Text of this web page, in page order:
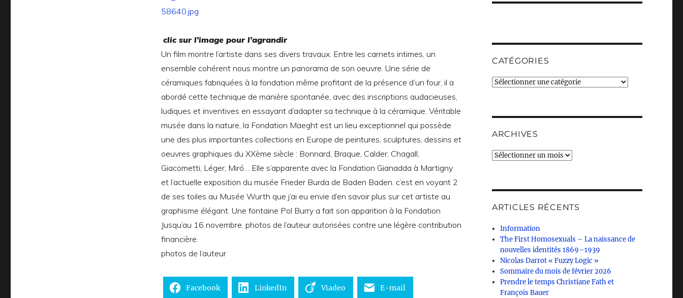
clic sur l’image pour l’agrandir
Un film montre l’artiste dans ses divers travaux. Entre les carnets intimes, un
ensemble cohérent nous montre un panorama de son oeuvre. Une série de
céramiques fabriquées à la fondation même profitant de la présence d’un four, il a
abordé cette technique de manière spontanée, avec des inscriptions audacieuses,
ludiques et inventives en essayant d’adapter sa technique à la céramique. Véritable
musée dans la nature, la Fondation Maeght est un lieu exceptionnel qui possède
une des plus importantes collections en Europe de peintures, sculptures, dessins et
oeuvres graphiques du XXème siècle : Bonnard, Braque, Calder, Chagall,
Giacometti, Léger, Miró… Elle s’apparente avec la Fondation Gianadda à Martigny
et l’actuelle exposition du musée Frieder Burda de Baden Baden. c’est en voyant 2
de ses toiles au Musée Wurth que j’ai eu envie d’en savoir plus sur cet artiste au
graphisme élégant. Une fontaine Pol Burry a fait son apparition à la Fondation
Jusqu’au 16 novembre. photos de l’auteur autorisées contre une légère contribution
financière.
photos de l’auteur
Facebook LinkedIn Viadeo E-mail
CATÉGORIES
Catégories
ARCHIVES
Archives
ARTICLES RÉCENTS
Information
The First Homosexuals – La naissance de
nouvelles identités 1869–1939
Nicolas Darrot « Fuzzy Logic »
Sommaire du mois de février 2026
Prendre le temps Christiane Fath et
François Bauer